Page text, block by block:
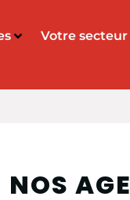
Votre
NOS